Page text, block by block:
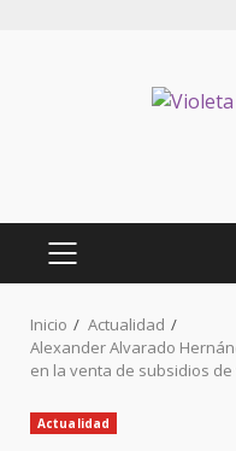
Inicio
Actualidad
Alexander Alvarado
en la venta de subsidios
Actualidad